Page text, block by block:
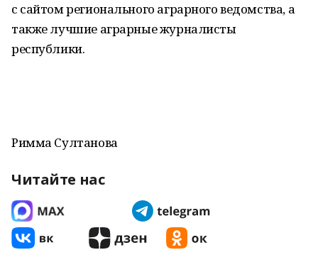
с сайтом регионального аграрного ведомства, а
также лучшие аграрные журналисты
республики.
Римма Султанова
Читайте нас